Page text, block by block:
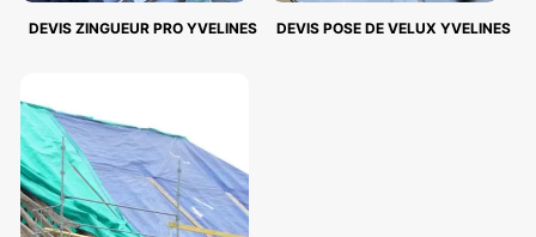
DEVIS ZINGUEUR PRO YVELINES DEVIS POSE DE VELUX YVELINES